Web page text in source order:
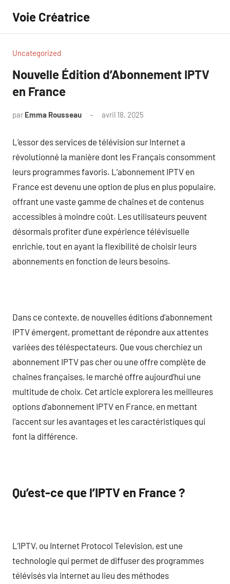
contenu
Voie Créatrice
Uncategorized
Nouvelle Édition d’Abonnement IPTV
en France
par Emma Rousseau avril 18, 2025
L’essor des services de télévision sur Internet a
révolutionné la manière dont les Français consomment
leurs programmes favoris. L’abonnement IPTV en
France est devenu une option de plus en plus populaire,
offrant une vaste gamme de chaînes et de contenus
accessibles à moindre coût. Les utilisateurs peuvent
désormais profiter d’une expérience télévisuelle
enrichie, tout en ayant la flexibilité de choisir leurs
abonnements en fonction de leurs besoins.
Dans ce contexte, de nouvelles éditions d’abonnement
IPTV émergent, promettant de répondre aux attentes
variées des téléspectateurs. Que vous cherchiez un
abonnement IPTV pas cher ou une offre complète de
chaînes françaises, le marché offre aujourd’hui une
multitude de choix. Cet article explorera les meilleures
options d’abonnement IPTV en France, en mettant
l’accent sur les avantages et les caractéristiques qui
font la différence.
Qu’est-ce que l’IPTV en France ?
L’IPTV, ou Internet Protocol Television, est une
technologie qui permet de diffuser des programmes
télévisés via internet au lieu des méthodes